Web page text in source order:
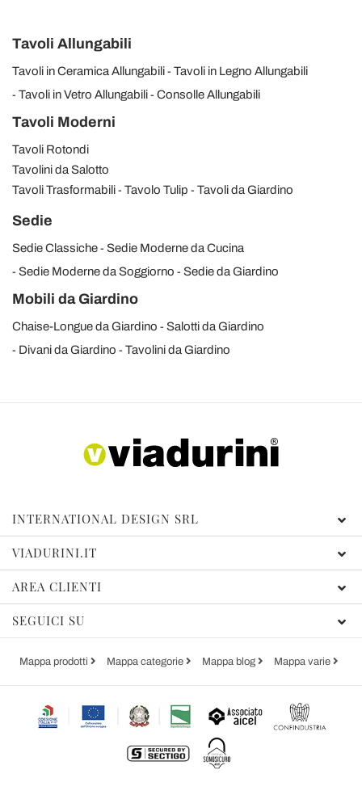
Tavoli Allungabili
Tavoli in Ceramica Allungabili
Tavoli in Legno Allungabili
Tavoli in Vetro Allungabili
Consolle Allungabili
Tavoli Moderni
Tavoli Rotondi
Tavolini da Salotto
Tavoli Trasformabili
Tavolo Tulip Tavoli da Giardino
Sedie
Sedie Classiche
Sedie Moderne da Cucina
Sedie Moderne da Soggiorno
Sedie da Giardino
Mobili da Giardino
Chaise-Longue da Giardino
Salotti da Giardino
Divani da Giardino
Tavolini da Giardino
INTERNATIONAL DESIGN SRL
VIADURINI.IT
AREA CLIENTI
SEGUICI SU
Mappa prodotti Mappa categorie Mappa blog Mappa varie